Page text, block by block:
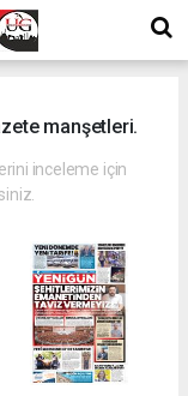
manşetleri.
inceleme için